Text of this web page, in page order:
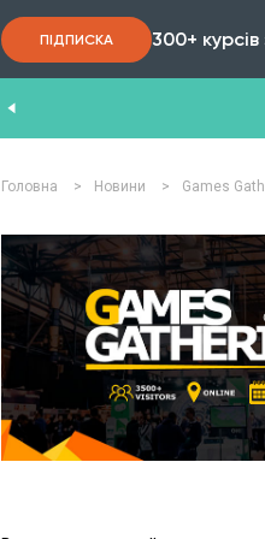
ПІДПИСКА 300+
Головна > Новини > Games